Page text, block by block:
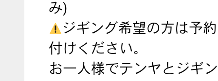
み)
ジギング希望の方は予
付けください。
お一人様でテンヤとジギ